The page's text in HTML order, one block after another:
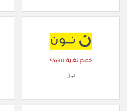
خصم لغاية 80%
نون